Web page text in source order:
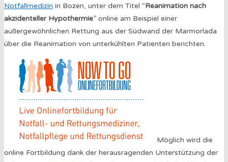
Notfallmedizin in Bozen, unter dem Titel “Reanimation nach
akzidenteller Hypothermie” online am Beispiel einer
außergewöhnlichen Rettung aus der Südwand der Marmorlada
über die Reanimation von unterkühlten Patienten berichten.
Möglich wird die
online Fortbildung dank der herausragenden Unterstützung der